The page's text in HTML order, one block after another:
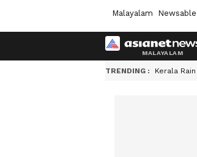
Malayalam Newsable
TRENDING : Kerala Rain